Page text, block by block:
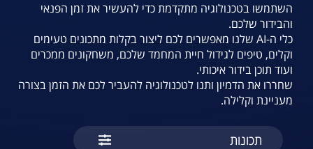
השתמשו בטכנולוגיה מתקדמת כדי להעשיר את זמן הפנאי
והבידור שלכם.
כלי ה-AI שלנו מאפשרים לכם ליצור בקלות מתכונים טעימים
וקלים, טיפים לגידול חיית המחמד שלכם, משחקונים ממכרים
ועוד תוכן בידור איכותי.
שחררו את הדמיון ותנו לטכנולוגיה להעביר לכם את הזמן בצורה
מעניינת וקלילה.
תכונות